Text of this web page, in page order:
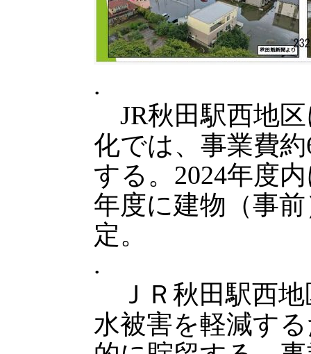
.
JR秋田駅西地
化では、事業費
する。2024年度
年度に建物（事
定。
.
ＪＲ秋田駅西地
水被害を軽減す